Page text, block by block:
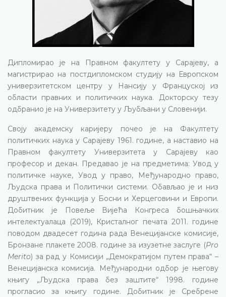
Дипломирао је на Правном факултету у Сарајеву, а
магистрирао на постдипломском студију на Европском
универзитетском центру у Нансију у Француској из
области правних и политичких наука. Докторску тезу
одбранио је на Универзитету у Љубљани у Словенији.
Своју академску каријеру почео је на Факултету
политичких наука у Сарајеву 1961. године, а наставио на
Правном факултету Универзитета у Сарајеву као
професор и декан. Предавао је на предметима: Увод у
политичке науке, Увод у право, Међународно право,
Људска права и Политички системи. Обављао је и низ
друштвених функција у Босни и Херцеговини и Европи.
Добитник је Повеље Вијећа Конгреса бошњачких
интелектуалаца (2019), Кристалног печата 2011. године
поводом двадесет година рада Венецијанске комисије,
Бронзане плакете 2008. године за изузетне заслуге (Pro
Merito) за рад у Комисији „Демократијом путем права“ –
Венецијанска комисија. Међународни одбор је његову
књигу „Људска права без заштите“ 1998. године
прогласио за књигу године. Добитник је Сребрене